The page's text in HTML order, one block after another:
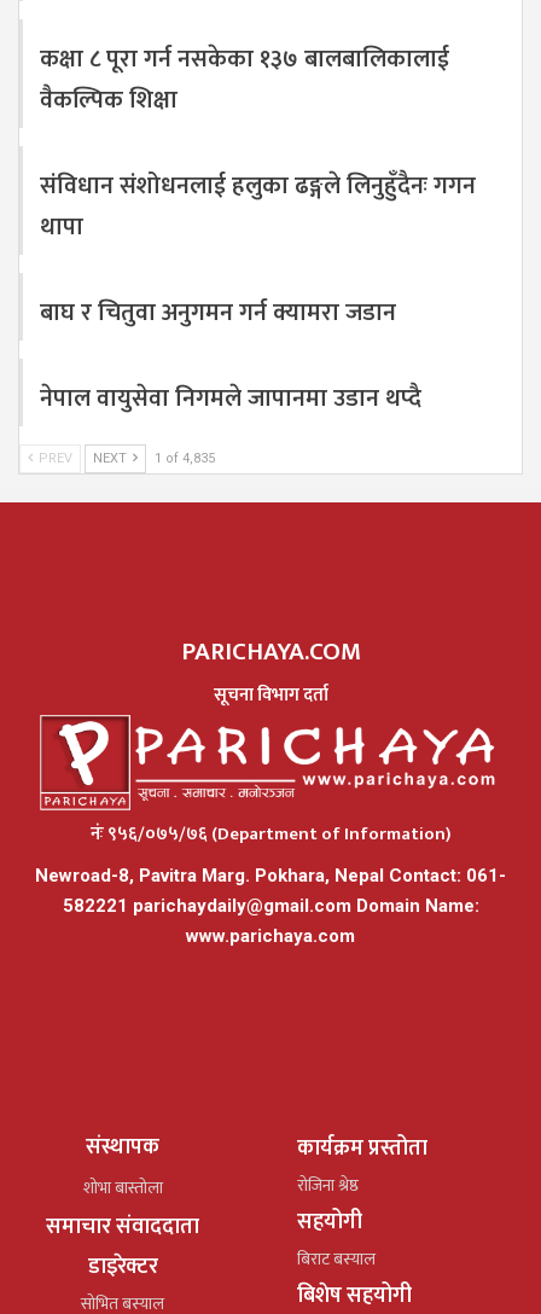
कक्षा ८ पूरा गर्न नसकेका १३७ बालबालिकालाई
वैकल्पिक शिक्षा
संविधान संशोधनलाई हलुका ढङ्गले लिनुहुँदैनः गगन
थापा
बाघ र चितुवा अनुगमन गर्न क्यामरा जडान
नेपाल वायुसेवा निगमले जापानमा उडान थप्दै
PREV NEXT 1 of 4,835
PARICHAYA.COM
सूचना विभाग दर्ता
नंः ९५६/०७५/७६ (Department of Information)
Newroad-8, Pavitra Marg. Pokhara, Nepal Contact: 061-
582221 parichaydaily@gmail.comDomain Name:
www.parichaya.com
संस्थापक
शोभा बास्तोला
समाचार संवाददाता
डाइरेक्टर
सोभित बस्याल
कार्यक्रम प्रस्तोता
रोजिना श्रेष्ठ
सहयोगी
बिराट बस्याल
बिशेष सहयोगी